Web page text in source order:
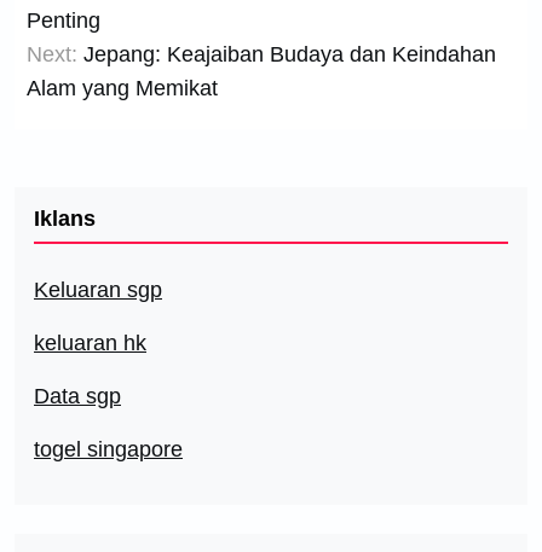
Penting
Next: Jepang: Keajaiban Budaya dan Keindahan
Alam yang Memikat
Iklans
Keluaran sgp
keluaran hk
Data sgp
togel singapore